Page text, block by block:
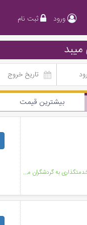
ورود ثبت نام
بیشترین قیمت
هتل سه ستاره بهجت در سال ۱۳۸۷ در شهر تاریخی میبد جهت خدمتگذاری به گردشگران مورد بهره برداری قرار گرف